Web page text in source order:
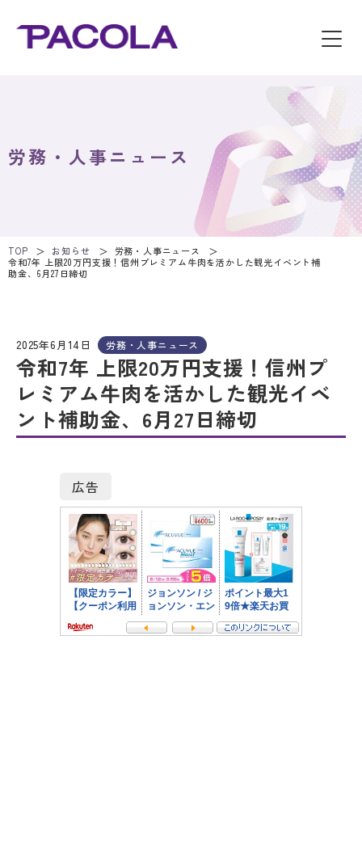
労務・人事ニュース
TOP お知らせ
労務・人事ニュース
令和7年 上限20万円支援！信州プレミアム牛肉を活かした観光イベント補
助金、6月27日締切
2025年6月14日 労務・人事ニュース
令和7年 上限20万円支援！信州プ
レミアム牛肉を活かした観光イベ
ント補助金、6月27日締切
広告